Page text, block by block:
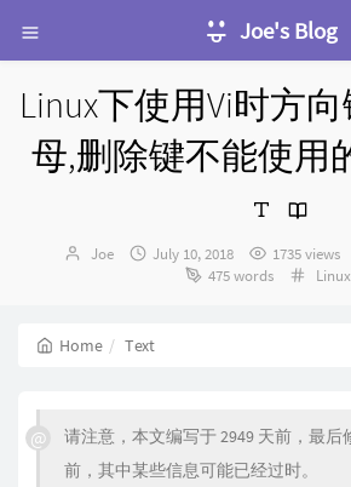
Joe's Blog
Linux下使用Vi时方
母,删除键不能使用
Author：
Joe
发
July 10, 2018 1735 views
475 words
Linux
Home Text
请注意，本文编写于 2949 天前，最后
前，其中某些信息可能已经过时。